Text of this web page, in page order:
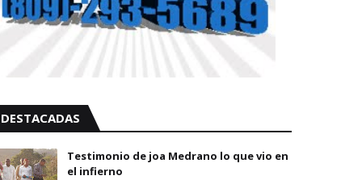
DESTACADAS
Testimonio de joa Medrano lo que vio en
el infierno